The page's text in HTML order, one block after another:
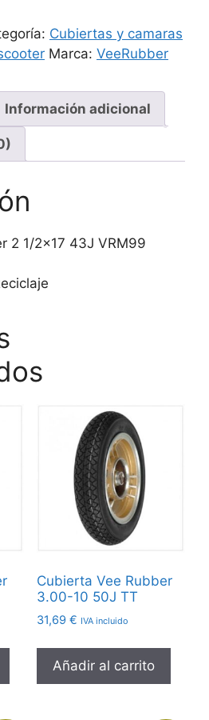
Cubiertas y camaras
Marca: VeeRubber
Información adicional
2 1/2×17 43J VRM99
Cubierta Vee Rubber
3.00-10 50J TT
31,69 € IVA incluido
Añadir al carrito